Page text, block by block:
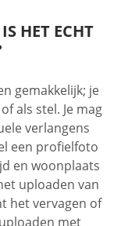
HET ECHT
gemakkelijk; je
als stel. Je mag
verlangens
een profielfoto
en woonplaats
uploaden van
het vervagen of
met